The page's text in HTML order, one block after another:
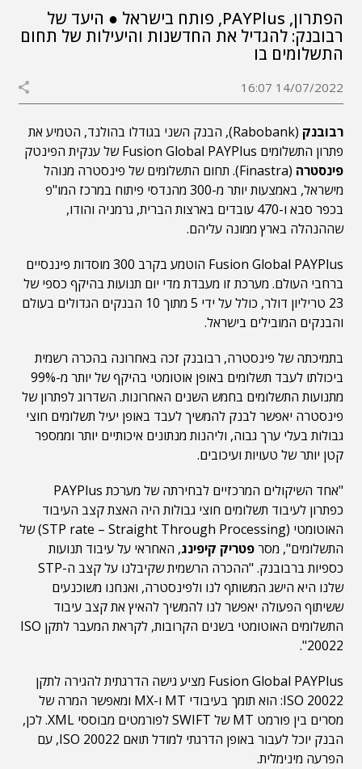
הפתרון, PAYPlus, פותח בישראל ● היעד של
רבובנק: להגדיל את החדשנות והיעילות של תחום
התשלומים בו
14/07/2022 16:07
רבובנק
(Rabobank), הבנק השני בגודלו בהולנד, הטמיע את
פתרון התשלומים Fusion Global PAYPlus של ענקית הפינטק
פינסטרה
(Finastra). תחום התשלומים של פינסטרה מנוהל
מישראל, באמצעות יותר מ-300 מהנדסי פיתוח במרכז המו"פ
בכפר סבא ו-470 עובדים בארצות הברית, גרמניה והודו,
שההנהלה בארץ ממונה עליהם.
Fusion Global PAYPlus הוטמע בקרב 300 מוסדות פיננסיים
ברחבי העולם. מערכת זו מעבדת מדי יום תנועות בהיקף כספי של
23 טריליון דולר, כולל על ידי 5 מתוך 10 הבנקים הגדולים בעולם
והבנקים המובילים בישראל.
בתמיכתה של פינסטרה, רבובנק זכה באחרונה בהכרה רשמית
ביכולתו לעבד תשלומים באופן אוטומטי בהיקף של יותר מ-99%
מתנועות התשלומים בחמש השנים האחרונות. השדרוג לפתרון של
פינסטרה יאפשר לבנק להמשיך לעבד באופן יעיל תשלומים חוצי
גבולות בעלי ערך גבוה, וליהנות מנתונים איכותיים יותר וממספר
קטן יותר של טעויות ועיכובים.
"אחד השיקולים המרכזיים לבחירתה של מערכת PAYPlus
כפתרון לעיבוד תשלומים חוצי גבולות היה האצת קצב העיבוד
האוטומטי (STP rate – Straight Through Processing) של
התשלומים", מסרפטריק קיפינג, האחראי על עיבוד תנועות
כספיות ברבובנק. "ההכרה הרשמית שקיבלנו על קצב ה-STP
שלנו היא הישג המשותף לנו ולפינסטרה, ואנחנו משוכנעים
ששיתוף הפעולה יאפשר לנו להמשיך להאיץ את קצב עיבוד
התשלומים האוטומטי בשנים הקרובות, לקראת המעבר לתקן ISO
20022".
Fusion Global PAYPlus מציע גישה הדרגתית להגירה לתקן
ISO 20022: הוא תומך בעיבודי MT ו-MX ומאפשר המרה של
מסרים בין פורמט MT של SWIFT לפורמטים מבוססי XML. לכן,
הבנק יוכל לעבור באופן הדרגתי למודל תואם ISO 20022, עם
הפרעה מינימלית.